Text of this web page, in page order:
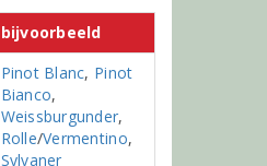
bijvoorbeeld
Pinot Blanc, Pinot
Bianco,
Weissburgunder,
Rolle/Vermentino,
Sylvaner